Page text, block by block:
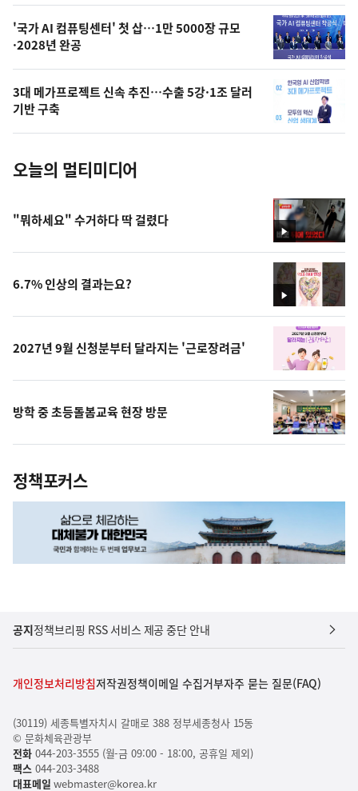
오
의
사
진
'국가 AI 컴퓨팅센터' 첫 삽…1만 5000장 규모
·2028년 완공
3대 메가프로젝트 신속 추진…수출 5강·1조 달러
기반 구축
오늘의 멀티미디어
영
상
"뭐하세요" 수거하다 딱 걸렸다
영
상
6.7% 인상의 결과는요?
2027년 9월 신청분부터 달라지는 '근로장려금'
방학 중 초등돌봄교육 현장 방문
정책포커스
공지정책브리핑 RSS 서비스 제공 중단 안내
개인정보처리방침저작권정책이메일 수집거부자주 묻는 질문(FAQ)
(30119) 세종특별자치시 갈매로 388 정부세종청사 15동
© 문화체육관광부
전화044-203-3555 (월-금 09:00 - 18:00, 공휴일 제외)
팩스044-203-3488
대표메일 webmaster@korea.kr